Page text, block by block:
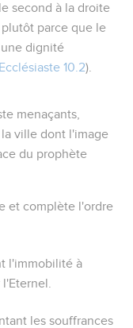
second à la droite
parce que le
dignité
Ecclésiaste 10.2).
menaçants,
ville dont l'image
du prophète
et complète l'ordre
l'immobilité à
les souffrances